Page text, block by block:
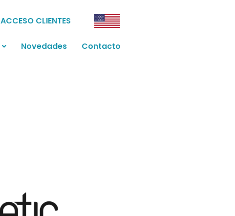
ACCESO CLIENTES
Novedades Contacto